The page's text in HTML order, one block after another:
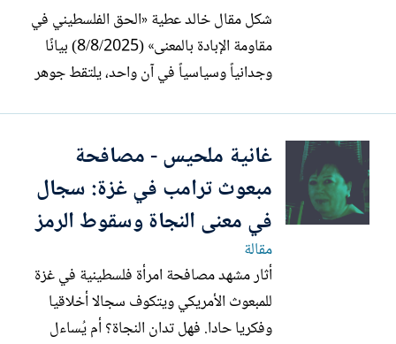
شكل مقال خالد عطية «الحق الفلسطيني في
مقاومة الإبادة بالمعنى» (8/8/2025) بيانًا
وجدانياً وسياسياً في آن واحد، يلتقط جوهر
الفلسطيني وذاكرته، وتعيد تعريف المقاومة
بوصفها معنى جامعًا قبل أن تكون فعلاً
عسكريًا أو سياسيًا. ينبه...
غانية ملحيس - مصافحة
مبعوث ترامب في غزة: سجال
في معنى النجاة وسقوط الرمز
مقالة
أثار مشهد مصافحة امرأة فلسطينية في غزة
للمبعوث الأمريكي ويتكوف سجالا أخلاقيا
وفكريا حادا. فهل تدان النجاة؟ أم يُساءل